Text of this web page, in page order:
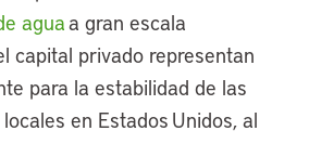
aguaa gran escala
capital privado representan
para la estabilidad de las
en Estados Unidos, al